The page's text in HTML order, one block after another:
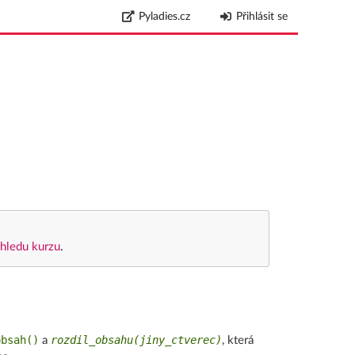
Pyladies.cz Přihlásit se
kurzu.
a rozdil_obsahu(jiny_ctverec) , která